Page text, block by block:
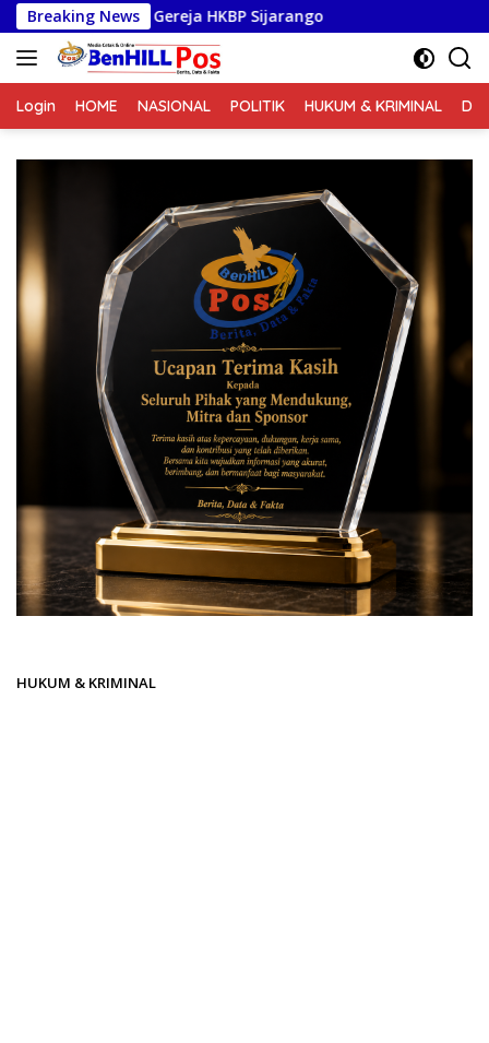
Langsung
ke
konten
Breaking News
HKBP Sijarango
Login HOME NASIONAL POLITIK HUKUM & KRIMINAL
HUKUM & KRIMINAL